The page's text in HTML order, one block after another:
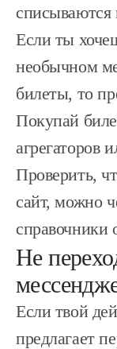
списываются
Если ты
необычном
билеты, то
Покупай
агрегаторов
Проверить,
сайт, можно
справочники
Не
Если твой
предлагает